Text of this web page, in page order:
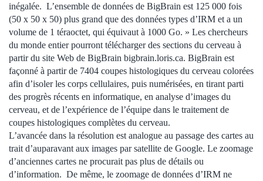
inégalée. L’ensemble de données de BigBrain est 125 000 fois
(50 x 50 x 50) plus grand que des données types d’IRM et a un
volume de 1 téraoctet, qui équivaut à 1000 Go. » Les chercheurs
du monde entier pourront télécharger des sections du cerveau à
partir du site Web de BigBrain bigbrain.loris.ca. BigBrain est
façonné à partir de 7404 coupes histologiques du cerveau colorées
afin d’isoler les corps cellulaires, puis numérisées, en tirant parti
des progrès récents en informatique, en analyse d’images du
cerveau, et de l’expérience de l’équipe dans le traitement de
coupes histologiques complètes du cerveau.
L’avancée dans la résolution est analogue au passage des cartes au
trait d’auparavant aux images par satellite de Google. Le zoomage
d’anciennes cartes ne procurait pas plus de détails ou
d’information. De même, le zoomage de données d’IRM ne